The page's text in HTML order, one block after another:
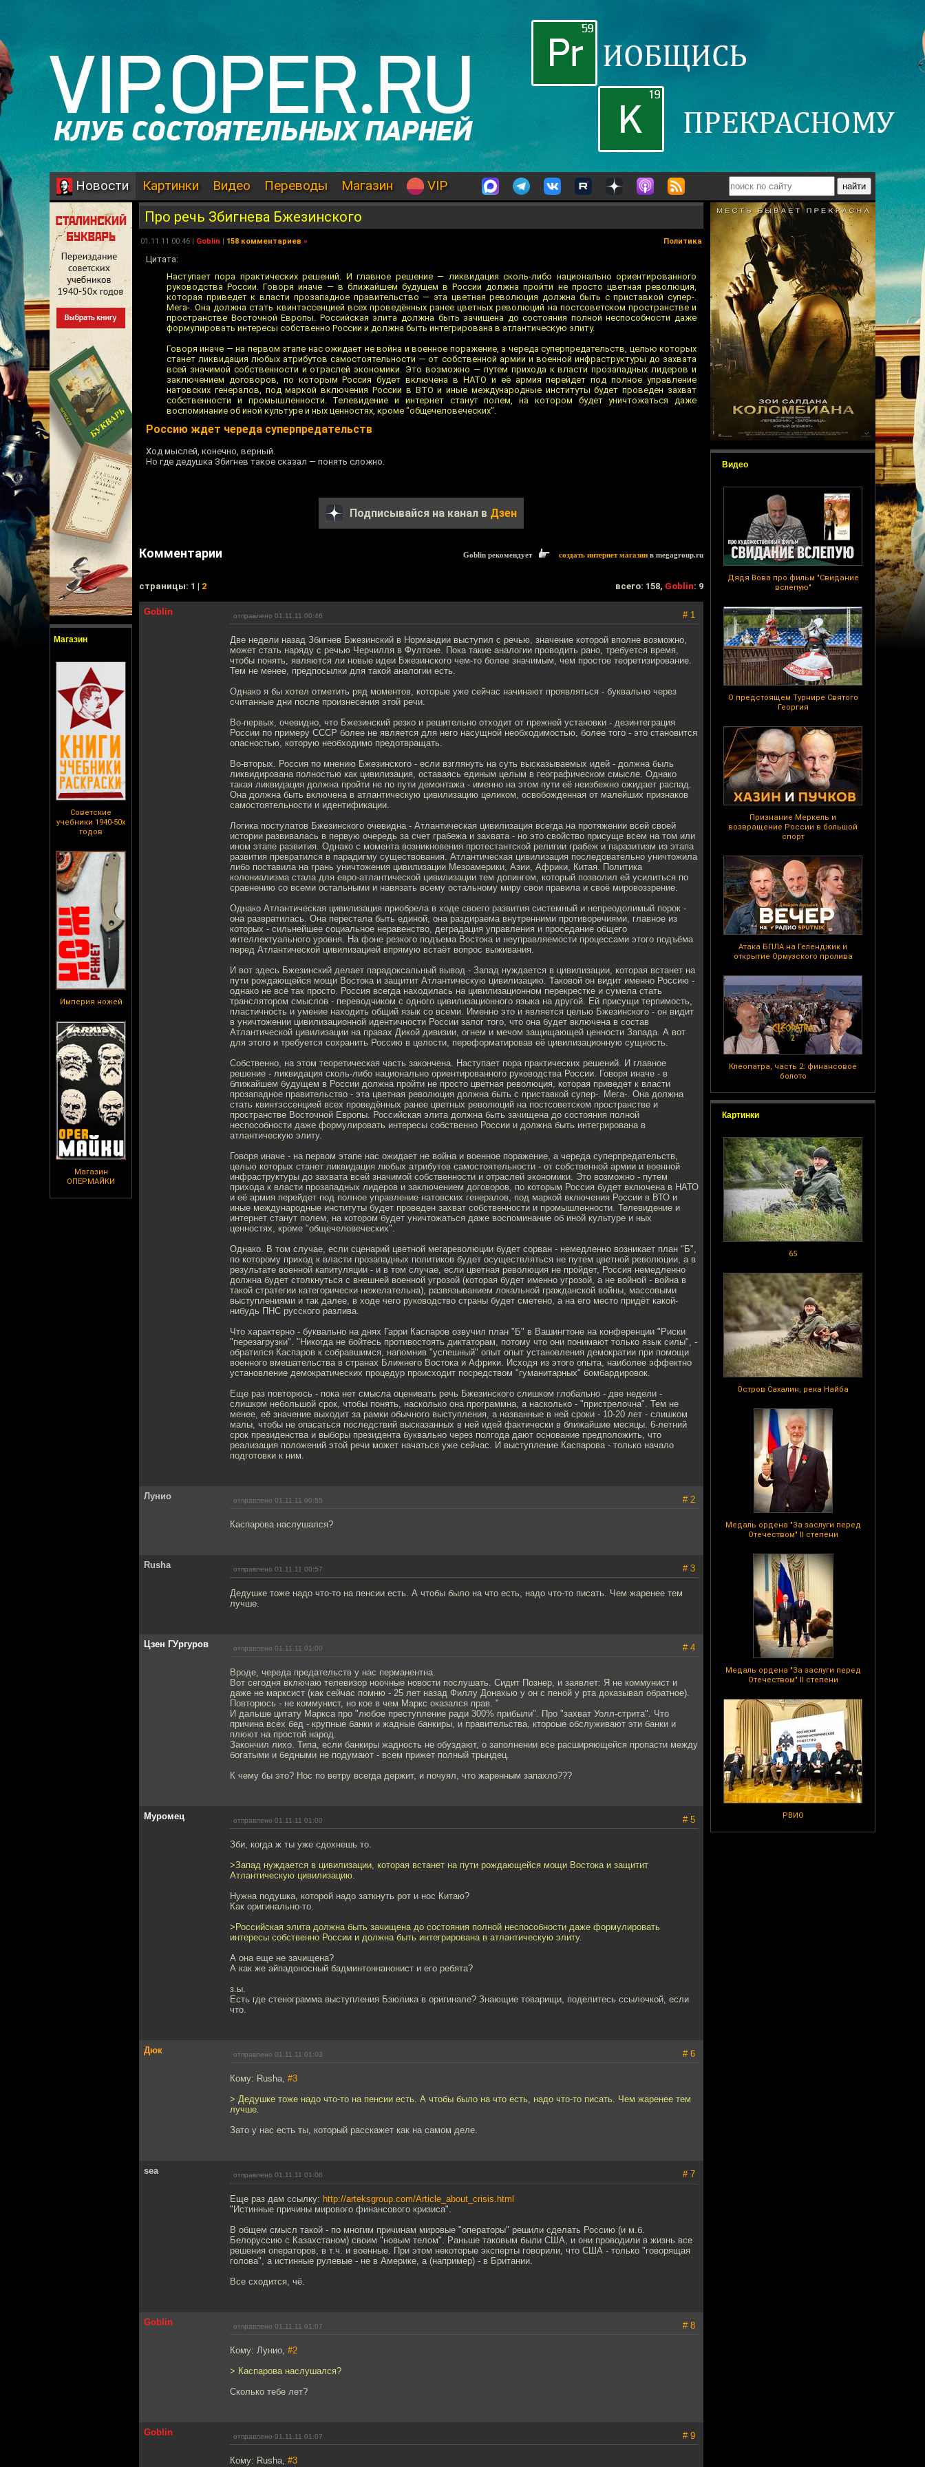
Новости Картинки Видео Переводы Магазин VIP
Магазин
Советские
учебники 1940-50х
годов
Империя ножей
Магазин
ОПЕРМАЙКИ
Видео
Дядя Вова про фильм "Свидание
вслепую"
О предстоящем Турнире Святого
Георгия
Признание Меркель и
возвращение России в большой
спорт
Атака БПЛА на Геленджик и
открытие Ормузского пролива
Клеопатра, часть 2: финансовое
болото
Картинки
65
Остров Сахалин, река Найба
Медаль ордена "За заслуги перед
Отечеством" II степени
Медаль ордена "За заслуги перед
Отечеством" II степени
РВИО
Про речь Збигнева Бжезинского
01.11.11 00:46 | Goblin | 158 комментариев » Политика
Цитата:
Наступает пора практических решений. И главное решение — ликвидация сколь-либо национально ориентированного
руководства России. Говоря иначе — в ближайшем будущем в России должна пройти не просто цветная революция,
которая приведет к власти прозападное правительство — эта цветная революция должна быть с приставкой супер-.
Мега-. Она должна стать квинтэссенцией всех проведённых ранее цветных революций на постсоветском пространстве и
пространстве Восточной Европы. Российская элита должна быть зачищена до состояния полной неспособности даже
формулировать интересы собственно России и должна быть интегрирована в атлантическую элиту.
Говоря иначе — на первом этапе нас ожидает не война и военное поражение, а череда суперпредательств, целью которых
станет ликвидация любых атрибутов самостоятельности — от собственной армии и военной инфраструктуры до захвата
всей значимой собственности и отраслей экономики. Это возможно — путем прихода к власти прозападных лидеров и
заключением договоров, по которым Россия будет включена в НАТО и её армия перейдет под полное управление
натовских генералов, под маркой включения России в ВТО и иные международные институты будет проведен захват
собственности и промышленности. Телевидение и интернет станут полем, на котором будет уничтожаться даже
воспоминание об иной культуре и ных ценностях, кроме "общечеловеческих".
Россию ждет череда суперпредательств
Ход мыслей, конечно, верный.
Но где дедушка Збигнев такое сказал — понять сложно.
Подписывайся на канал в Дзен
Комментарии Goblin рекомендует создать интернет магазин в megagroup.ru
cтраницы: 1 | 2 всего: 158, Goblin: 9
Goblin отправлено 01.11.11 00:46 # 1
Две недели назад Збигнев Бжезинский в Нормандии выступил с речью, значение которой вполне возможно,
может стать наряду с речью Черчилля в Фултоне. Пока такие аналогии проводить рано, требуется время,
чтобы понять, являются ли новые идеи Бжезинского чем-то более значимым, чем простое теоретизирование.
Тем не менее, предпосылки для такой аналогии есть.
Однако я бы хотел отметить ряд моментов, которые уже сейчас начинают проявляться - буквально через
считанные дни после произнесения этой речи.
Во-первых, очевидно, что Бжезинский резко и решительно отходит от прежней установки - дезинтеграция
России по примеру СССР более не является для него насущной необходимостью, более того - это становится
опасностью, которую необходимо предотвращать.
Во-вторых. Россия по мнению Бжезинского - если взглянуть на суть высказываемых идей - должна быль
ликвидирована полностью как цивилизация, оставаясь единым целым в географическом смысле. Однако
такая ликвидация должна пройти не по пути демонтажа - именно на этом пути её неизбежно ожидает распад.
Она должна быть включена в атлантическую цивилизацию целиком, освобожденная от малейших признаков
самостоятельности и идентификации.
Логика постулатов Бжезинского очевидна - Атлантическая цивилизация всегда на протяжении всей своей
истории развивалась в первую очередь за счет грабежа и захвата - но это свойство присуще всем на том или
ином этапе развития. Однако с момента возникновения протестантской религии грабеж и паразитизм из этапа
развития превратился в парадигму существования. Атлантическая цивилизация последовательно уничтожила
либо поставила на грань уничтожения цивилизации Мезоамерики, Азии, Африки, Китая. Политика
колониализма стала для евро-атлантической цивилизации тем допингом, который позволил ей усилиться по
сравнению со всеми остальными и навязать всему остальному миру свои правила и своё мировоззрение.
Однако Атлантическая цивилизация приобрела в ходе своего развития системный и непреодолимый порок -
она развратилась. Она перестала быть единой, она раздираема внутренними противоречиями, главное из
которых - сильнейшее социальное неравенство, деградация управления и проседание общего
интеллектуального уровня. На фоне резкого подъема Востока и неуправляемости процессами этого подъёма
перед Атлантической цивилизацией впрямую встаёт вопрос выживания.
И вот здесь Бжезинский делает парадоксальный вывод - Запад нуждается в цивилизации, которая встанет на
пути рождающейся мощи Востока и защитит Атлантическую цивилизацию. Таковой он видит именно Россию -
однако не всё так просто. Россия всегда находилась на цивилизационном перекрестке и сумела стать
транслятором смыслов - переводчиком с одного цивилизационного языка на другой. Ей присущи терпимость,
пластичность и умение находить общий язык со всеми. Именно это и является целью Бжезинского - он видит
в уничтожении цивилизационной идентичности России залог того, что она будет включена в состав
Атлантической цивилизации на правах Дикой дивизии, огнем и мечом защищающей ценности Запада. А вот
для этого и требуется сохранить Россию в целости, переформатировав её цивилизационную сущность.
Собственно, на этом теоретическая часть закончена. Наступает пора практических решений. И главное
решение - ликвидация сколь-либо национально ориентированного руководства России. Говоря иначе - в
ближайшем будущем в России должна пройти не просто цветная революция, которая приведет к власти
прозападное правительство - эта цветная революция должна быть с приставкой супер-. Мега-. Она должна
стать квинтэссенцией всех проведённых ранее цветных революций на постсоветском пространстве и
пространстве Восточной Европы. Российская элита должна быть зачищена до состояния полной
неспособности даже формулировать интересы собственно России и должна быть интегрирована в
атлантическую элиту.
Говоря иначе - на первом этапе нас ожидает не война и военное поражение, а череда суперпредательств,
целью которых станет ликвидация любых атрибутов самостоятельности - от собственной армии и военной
инфраструктуры до захвата всей значимой собственности и отраслей экономики. Это возможно - путем
прихода к власти прозападных лидеров и заключением договоров, по которым Россия будет включена в НАТО
и её армия перейдет под полное управление натовских генералов, под маркой включения России в ВТО и
иные международные институты будет проведен захват собственности и промышленности. Телевидение и
интернет станут полем, на котором будет уничтожаться даже воспоминание об иной культуре и ных
ценностях, кроме "общечеловеческих".
Однако. В том случае, если сценарий цветной мегареволюции будет сорван - немедленно возникает план "Б",
по которому приход к власти прозападных политиков будет осуществляться не путем цветной революции, а в
результате военной капитуляции - и в том случае, если цветная революция не пройдет, Россия немедленно
должна будет столкнуться с внешней военной угрозой (которая будет именно угрозой, а не войной - война в
такой стратегии категорически нежелательна), развязыванием локальной гражданской войны, массовыми
выступлениями и так далее, в ходе чего руководство страны будет сметено, а на его место придёт какой-
нибудь ПНС русского разлива.
Что характерно - буквально на днях Гарри Каспаров озвучил план "Б" в Вашингтоне на конференции "Риски
"перезагрузки". "Никогда не бойтесь противостоять диктаторам, потому что они понимают только язык силы", -
обратился Каспаров к собравшимся, напомнив "успешный" опыт опыт установления демократии при помощи
военного вмешательства в странах Ближнего Востока и Африки. Исходя из этого опыта, наиболее эффектно
установление демократических процедур происходит посредством "гуманитарных" бомбардировок.
Еще раз повторюсь - пока нет смысла оценивать речь Бжезинского слишком глобально - две недели -
слишком небольшой срок, чтобы понять, насколько она программна, а насколько - "пристрелочна". Тем не
менее, её значение выходит за рамки обычного выступления, а названные в ней сроки - 10-20 лет - слишком
малы, чтобы не опасаться последствий высказанных в ней идей фактически в ближайшие месяцы. 6-летний
срок президенства и выборы президента буквально через полгода дают основание предположить, что
реализация положений этой речи может начаться уже сейчас. И выступление Каспарова - только начало
подготовки к ним.
Лунио отправлено 01.11.11 00:55 # 2
Каспарова наслушался?
Rusha отправлено 01.11.11 00:57 # 3
Дедушке тоже надо что-то на пенсии есть. А чтобы было на что есть, надо что-то писать. Чем жаренее тем
лучше.
Цзен ГУргуров отправлено 01.11.11 01:00 # 4
Вроде, череда предательств у нас перманентна.
Вот сегодня включаю телевизор ноочные новости послушать. Сидит Познер, и заявлет: Я не коммунист и
даже не марксист (как сейчас помню - 25 лет назад Филлу Донахью у он с пеной у рта доказывал обратное).
Повторюсь - не коммунист, но кое в чем Маркс оказался прав. "
И дальше цитату Маркса про "любое преступление ради 300% прибыли". Про "захват Уолл-стрита". Что
причина всех бед - крупные банки и жадные банкиры, и правительства, ктороые обслуживают эти банки и
плюют на простой народ.
Закончил лихо. Типа, если банкиры жадность не обуздают, о заполнении все расширяющейся пропасти между
богатыми и бедными не подумают - всем прижет полный трындец.
К чему бы это? Нос по ветру всегда держит, и почуял, что жаренным запахло???
Муромец отправлено 01.11.11 01:00 # 5
Зби, когда ж ты уже сдохнешь то.
>Запад нуждается в цивилизации, которая встанет на пути рождающейся мощи Востока и защитит
Атлантическую цивилизацию.
Нужна подушка, которой надо заткнуть рот и нос Китаю?
Как оригинально-то.
>Российская элита должна быть зачищена до состояния полной неспособности даже формулировать
интересы собственно России и должна быть интегрирована в атлантическую элиту.
А она еще не зачищена?
А как же айпадоносный бадминтоннанонист и его ребята?
з.ы.
Есть где стенограмма выступления Бзюлика в оригинале? Знающие товарищи, поделитесь ссылочкой, если
что.
Дюк отправлено 01.11.11 01:03 # 6
Кому: Rusha, #3
> Дедушке тоже надо что-то на пенсии есть. А чтобы было на что есть, надо что-то писать. Чем жаренее тем
лучше.
Зато у нас есть ты, который расскажет как на самом деле.
sea отправлено 01.11.11 01:06 # 7
Еще раз дам ссылку: http://arteksgroup.com/Article_about_crisis.html
"Истинные причины мирового финансового кризиса".
В общем смысл такой - по многим причинам мировые "операторы" решили сделать Россию (и м.б.
Белоруссию с Казахстаном) своим "новым телом". Раньше таковым были США, и они проводили в жизнь все
решения операторов, в т.ч. и военные. При этом некоторые эксперты говорили, что США - только "говорящая
голова", а истинные рулевые - не в Америке, а (например) - в Британии.
Все сходится, чё.
Goblin отправлено 01.11.11 01:07 # 8
Кому: Лунио, #2
> Каспарова наслушался?
Сколько тебе лет?
Goblin отправлено 01.11.11 01:07 # 9
Кому: Rusha, #3